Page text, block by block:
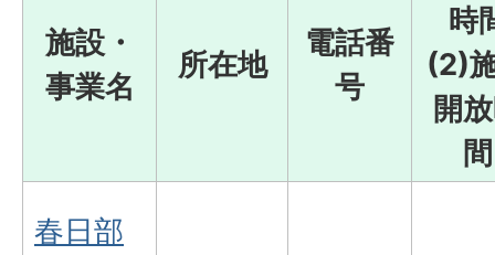
施設・
事業名
所在地
電話番
号
時
(2)
開
間
春日部